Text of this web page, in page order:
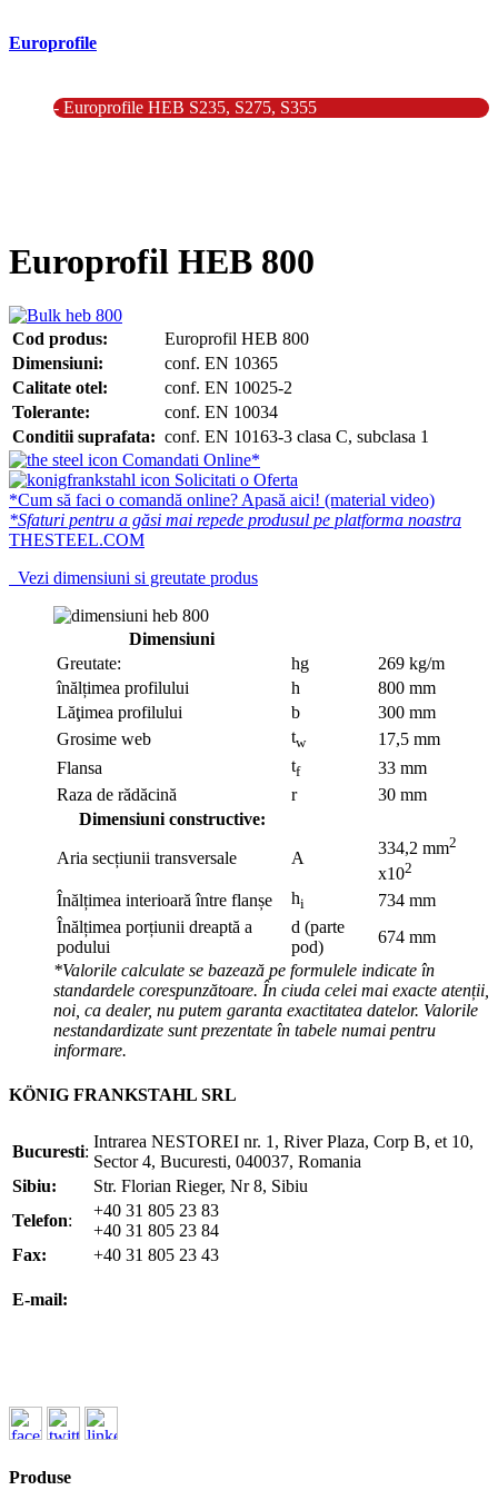
Europrofile
- Europrofile HEB S235, S275, S355
Europrofil HEB 800
Cod produs:
Europrofil HEB 800
Dimensiuni:
conf. EN 10365
Calitate otel:
conf. EN 10025-2
Tolerante:
conf. EN 10034
Conditii suprafata: conf. EN 10163-3 clasa C, subclasa 1
Comandati Online*
Solicitati o Oferta
*Cum să faci o comandă online? Apasă aici! (material video)
*Sfaturi pentru a găsi mai repede produsul pe platforma noastra
THESTEEL.COM
Vezi dimensiuni si greutate produs
Dimensiuni
Greutate:
hg
269 kg/m
înălțimea profilului
h
800 mm
Lăţimea profilului
b
300 mm
Grosime web
tw
17,5 mm
Flansa
tf
33 mm
Raza de rădăcină
r
30 mm
Dimensiuni constructive:
Aria secțiunii transversale A
334,2 mm2
x102
Înălțimea interioară între flanșe hi
734 mm
Înălțimea porțiunii dreaptă a
podului
d (parte
pod)
674 mm
*Valorile calculate se bazează pe formulele indicate în
standardele corespunzătoare. În ciuda celei mai exacte atenții,
noi, ca dealer, nu putem garanta exactitatea datelor. Valorile
nestandardizate sunt prezentate în tabele numai pentru
informare.
KÖNIG FRANKSTAHL SRL
Bucuresti:
Intrarea NESTOREI nr. 1, River Plaza, Corp B, et 10,
Sector 4, Bucuresti, 040037, Romania
Sibiu:
Str. Florian Rieger, Nr 8, Sibiu
Telefon:
+40 31 805 23 83
+40 31 805 23 84
Fax:
+40 31 805 23 43
E-mail:
Produse